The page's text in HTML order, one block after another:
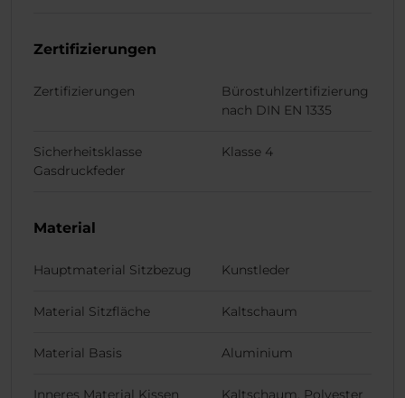
Zertifizierungen
Zertifizierungen
Bürostuhlzertifizierung
nach DIN EN 1335
Sicherheitsklasse
Gasdruckfeder
Klasse 4
Material
Hauptmaterial Sitzbezug Kunstleder
Material Sitzfläche Kaltschaum
Material Basis Aluminium
Inneres Material Kissen Kaltschaum, Polyester